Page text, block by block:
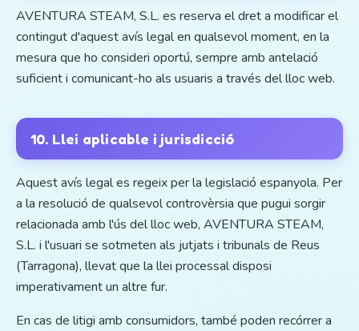
AVENTURA STEAM, S.L. es reserva el dret a modificar el
contingut d'aquest avís legal en qualsevol moment, en la
mesura que ho consideri oportú, sempre amb antelació
suficient i comunicant-ho als usuaris a través del lloc web.
10. Llei aplicable i jurisdicció
Aquest avís legal es regeix per la legislació espanyola. Per
a la resolució de qualsevol controvèrsia que pugui sorgir
relacionada amb l'ús del lloc web, AVENTURA STEAM,
S.L. i l'usuari se sotmeten als jutjats i tribunals de Reus
(Tarragona), llevat que la llei processal disposi
imperativament un altre fur.
En cas de litigi amb consumidors, també poden recórrer a